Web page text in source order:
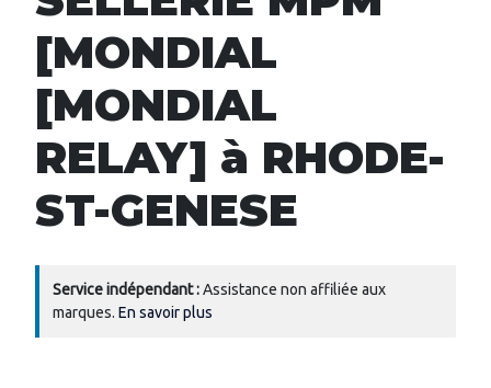
[MONDIAL
[MONDIAL
RELAY] à RHODE-
ST-GENESE
Service indépendant :Assistance non affiliée aux
marques. En savoir plus